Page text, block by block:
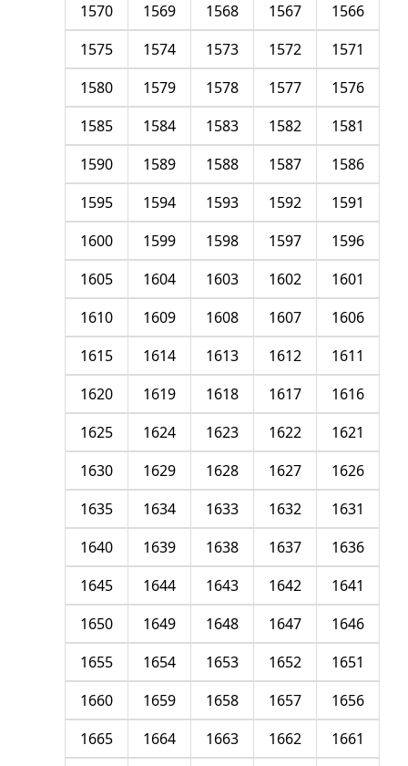
1566
1567
1568
1569
1570
1571
1572
1573
1574
1575
1576
1577
1578
1579
1580
1581
1582
1583
1584
1585
1586
1587
1588
1589
1590
1591
1592
1593
1594
1595
1596
1597
1598
1599
1600
1601
1602
1603
1604
1605
1606
1607
1608
1609
1610
1611
1612
1613
1614
1615
1616
1617
1618
1619
1620
1621
1622
1623
1624
1625
1626
1627
1628
1629
1630
1631
1632
1633
1634
1635
1636
1637
1638
1639
1640
1641
1642
1643
1644
1645
1646
1647
1648
1649
1650
1651
1652
1653
1654
1655
1656
1657
1658
1659
1660
1661
1662
1663
1664
1665